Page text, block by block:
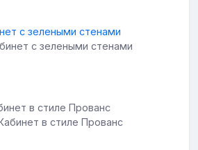
с зелеными стенами
в стиле Прованс